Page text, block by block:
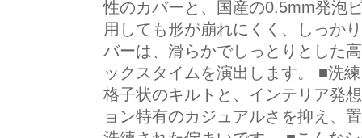
性のカバーと、国産の0.5mm発泡
用しても形が崩れにくく、しっか
バーは、滑らかでしっとりとした
ックスタイムを演出します。 ■洗
格子状のキルトと、インテリア発
ョン特有のカジュアルさを抑え、